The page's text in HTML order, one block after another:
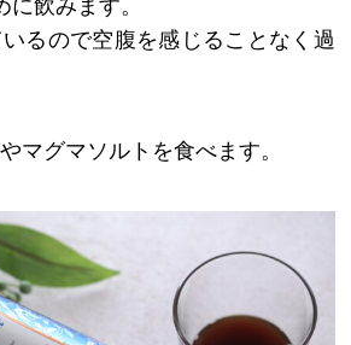
飲みます。
るので空腹を感じることなく過
マグマソルトを食べます。